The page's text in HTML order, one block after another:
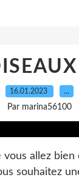
16.01.2023 …
Par marina56100
allez
souhaitez